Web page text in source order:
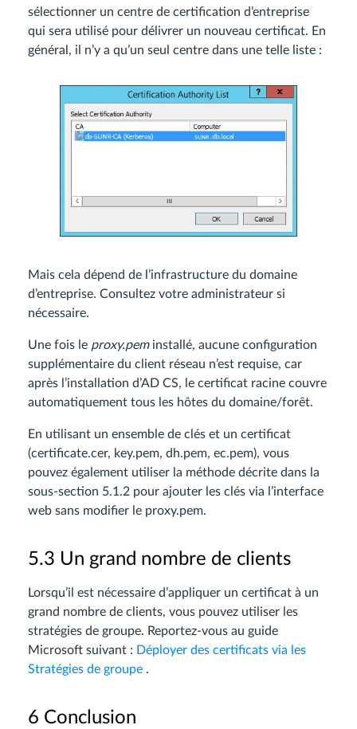
sélectionner un centre de certification d’entreprise
qui sera utilisé pour délivrer un nouveau certificat. En
général, il n’y a qu’un seul centre dans une telle liste :
Mais cela dépend de l’infrastructure du domaine
d’entreprise. Consultez votre administrateur si
nécessaire.
Une fois le proxy.peminstallé, aucune configuration
supplémentaire du client réseau n’est requise, car
après l’installation d’AD CS, le certificat racine couvre
automatiquement tous les hôtes du domaine/forêt.
En utilisant un ensemble de clés et un certificat
(certificate.cer, key.pem, dh.pem, ec.pem), vous
pouvez également utiliser la méthode décrite dans la
sous-section 5.1.2 pour ajouter les clés via l’interface
web sans modifier le proxy.pem.
5.3 Un grand nombre de clients
Lorsqu’il est nécessaire d’appliquer un certificat à un
grand nombre de clients, vous pouvez utiliser les
stratégies de groupe. Reportez-vous au guide
Microsoft suivant : Déployer des certificats via les
Stratégies de groupe .
6 Conclusion